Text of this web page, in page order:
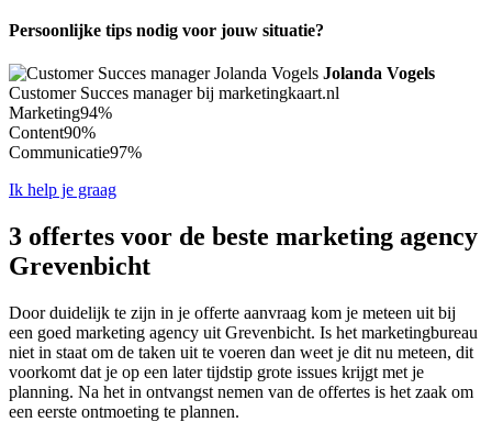
Persoonlijke tips nodig voor jouw situatie?
Jolanda Vogels
Customer Succes manager bij marketingkaart.nl
Marketing94%
Content90%
Communicatie97%
Ik help je graag
3 offertes voor de beste marketing agency
Grevenbicht
Door duidelijk te zijn in je offerte aanvraag kom je meteen uit bij
een goed marketing agency uit Grevenbicht. Is het marketingbureau
niet in staat om de taken uit te voeren dan weet je dit nu meteen, dit
voorkomt dat je op een later tijdstip grote issues krijgt met je
planning. Na het in ontvangst nemen van de offertes is het zaak om
een eerste ontmoeting te plannen.